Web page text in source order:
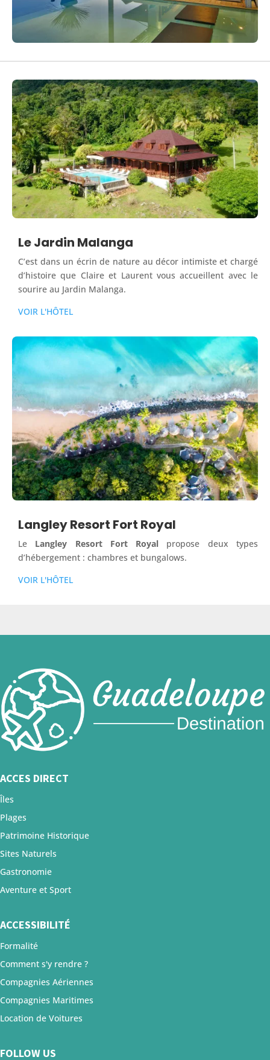
Le Jardin Malanga
C’est dans un écrin de nature au décor intimiste et chargé
d’histoire que Claire et Laurent vous accueillent avec le
sourire au Jardin Malanga.
VOIR L'HÔTEL
Langley Resort Fort Royal
Le Langley Resort Fort Royal propose deux types
d’hébergement : chambres et bungalows.
VOIR L'HÔTEL
ACCES DIRECT
Îles
Plages
Patrimoine Historique
Sites Naturels
Gastronomie
Aventure et Sport
ACCESSIBILITÉ
Formalité
Comment s'y rendre ?
Compagnies Aériennes
Compagnies Maritimes
Location de Voitures
FOLLOW US